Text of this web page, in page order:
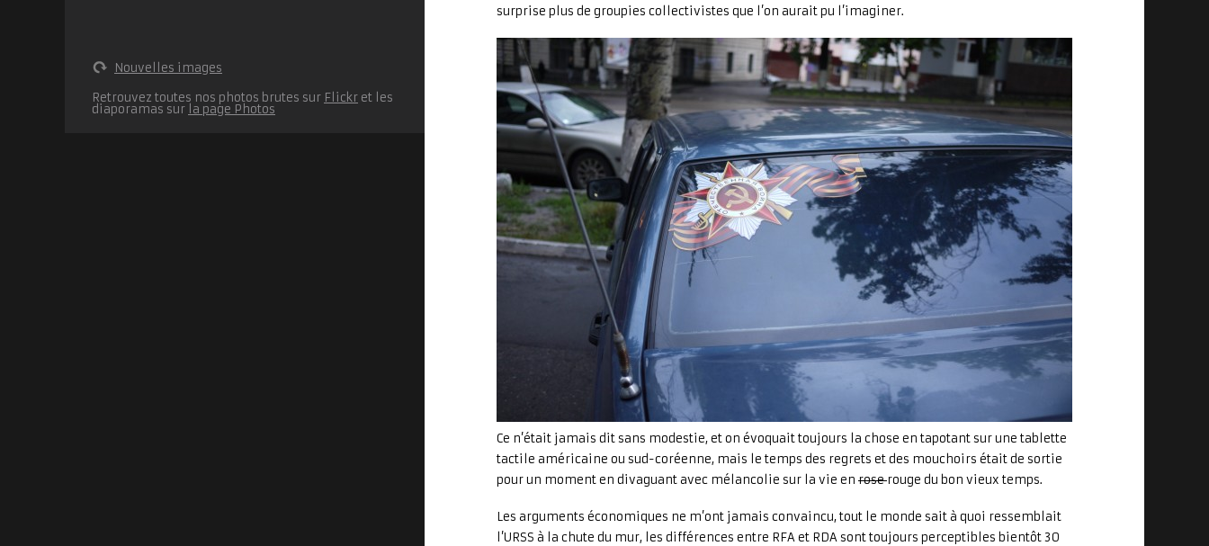
Nouvelles images
Retrouvez toutes nos photos brutes sur Flickr et les
diaporamas sur la page Photos
surprise plus de groupies collectivistes que l’on aurait pu l’imaginer.
Ce n’était jamais dit sans modestie, et on évoquait toujours la chose en tapotant sur une tablette
tactile américaine ou sud-coréenne, mais le temps des regrets et des mouchoirs était de sortie
pour un moment en divaguant avec mélancolie sur la vie en roserouge du bon vieux temps.
Les arguments économiques ne m’ont jamais convaincu, tout le monde sait à quoi ressemblait
l’URSS à la chute du mur, les différences entre RFA et RDA sont toujours perceptibles bientôt 30